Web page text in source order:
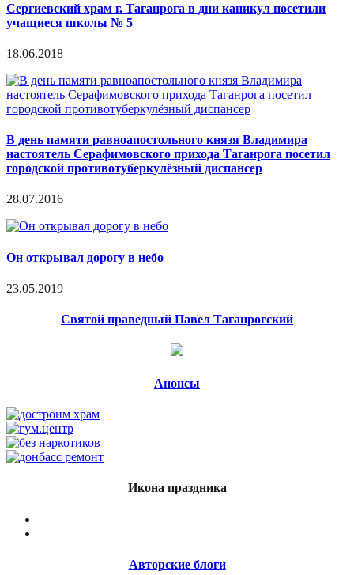
Сергиевский храм г. Таганрога в дни каникул посетили
учащиеся школы № 5
18.06.2018
В день памяти равноапостольного князя Владимира
настоятель Серафимовского прихода Таганрога посетил
городской противотуберкулёзный диспансер
28.07.2016
Он открывал дорогу в небо
23.05.2019
Святой праведный Павел Таганрогский
Анонсы
Икона праздника
Авторские блоги